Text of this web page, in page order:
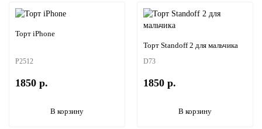
Торт iPhone
P2512
1850 р.
В корзину
Торт Standoff 2 для мальчика
D73
1850 р.
В корзину